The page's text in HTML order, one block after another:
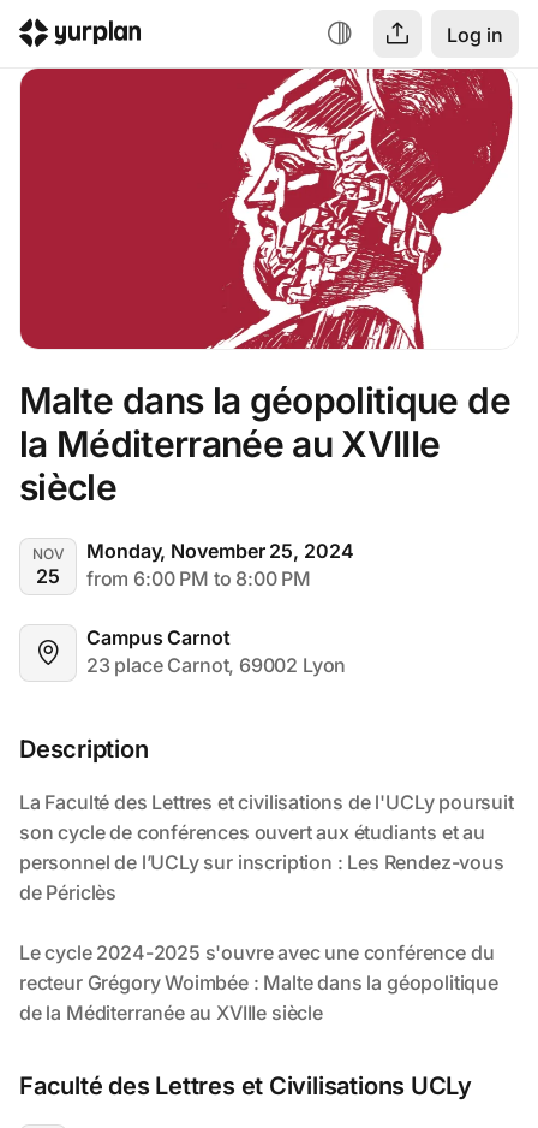
Log in
Malte dans la géopolitique de
la Méditerranée au XVIIIe
siècle
NOV
25
Monday, November 25, 2024
from 6:00 PM to 8:00 PM
Campus Carnot
23 place Carnot, 69002 Lyon
Description
Faculté des Lettres et Civilisations UCLy